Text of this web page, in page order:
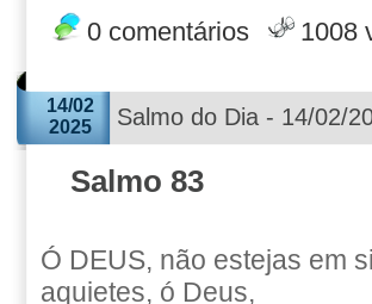
0 comentários 1008
14/02
2025
Salmo do Dia - 14/02/
Salmo 83
Ó DEUS, não estejas em
aquietes, ó Deus,